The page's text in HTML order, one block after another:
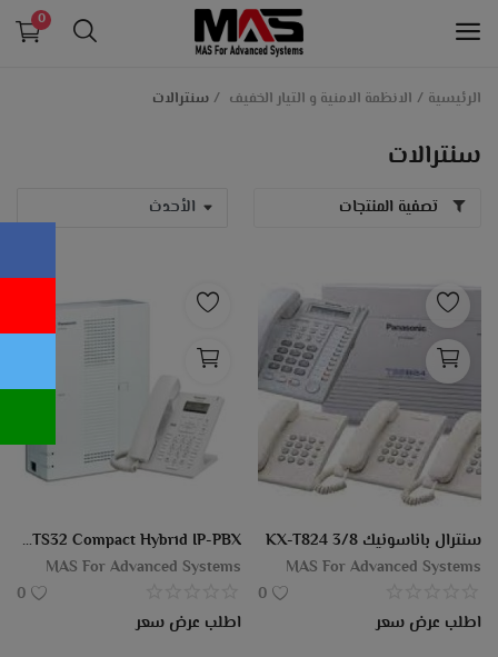
0
معدات بنكية
انظمة الكاشير و الدفع الالكتروني
اجهزة حضور و انصراف
قائمة الرغبات
اتصل
مدونة
يسجل
الرئيسية الانظمة الامنية و التيار الخفيف سنترالات
سنترالات
تصفية المنتجات
سنترال باناسونيك 3/8 KX-T824
MAS For Advanced Systems
0
اطلب عرض سعر
KX-HTS32 Compact Hybrid IP-PBX
MAS For Advanced Systems
0
اطلب عرض سعر